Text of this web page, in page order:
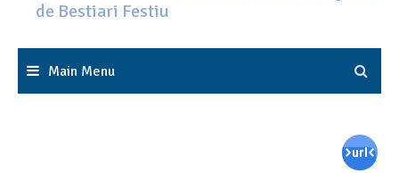
de Bestiari Festiu
Main Menu